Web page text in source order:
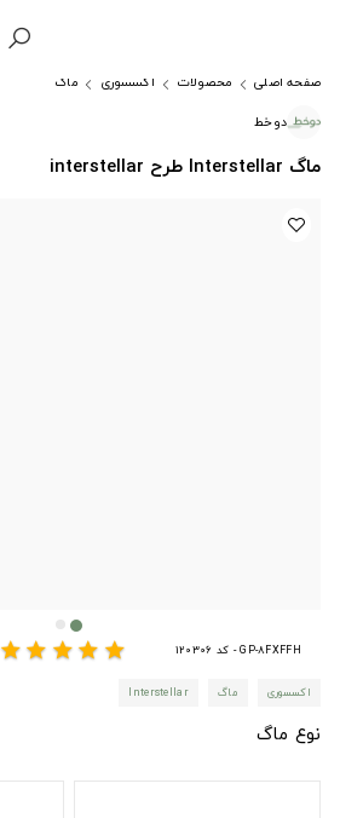
صفحه اصلی محصولات اکسسوری
ماگ
دوخط
ماگ Interstellar طرح interstellar
GP-8FXFFH - کد 120306 star
star
star
star
star
اکسسوری ماگ Interstellar
نوع ماگ